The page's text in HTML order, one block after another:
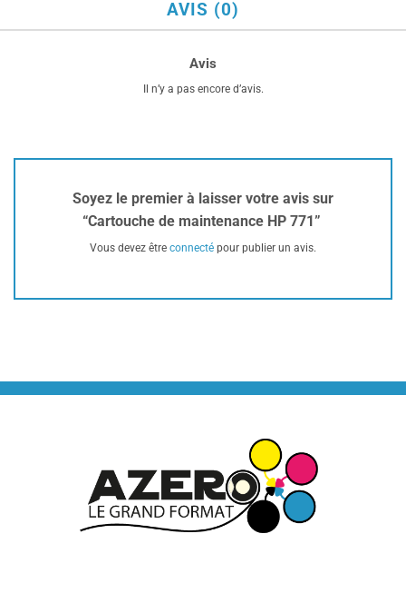
AVIS (0)
Avis
Il n’y a pas encore d’avis.
Soyez le premier à laisser votre avis sur
“Cartouche de maintenance HP 771”
Vous devez être connecté pour publier un avis.